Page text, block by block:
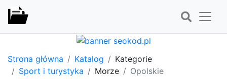
Strona główna Katalog
Kategorie
Sport i turystyka
Morze Opolskie